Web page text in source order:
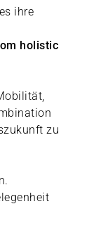
ihre
holistic
zu